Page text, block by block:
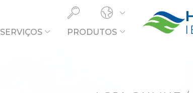
SERVIÇOS PRODUTOS
O QUE PROCURA?